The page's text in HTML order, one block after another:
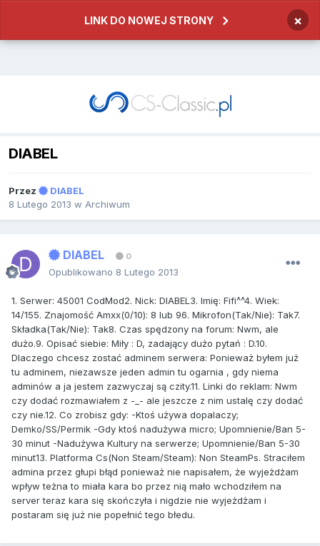
LINK DO NOWEJ STRONY ×
DIABEL
Przez
DIABEL
8 Lutego 2013 w Archiwum
DIABEL 0
Opublikowano 8 Lutego 2013
1. Serwer: 45001 CodMod2. Nick: DIABEL3. Imię: Fifi^^4. Wiek:
14/155. Znajomość Amxx(0/10): 8 lub 96. Mikrofon(Tak/Nie): Tak7.
Składka(Tak/Nie): Tak8. Czas spędzony na forum: Nwm, ale
dużo.9. Opisać siebie: Miły : D, zadający dużo pytań : D.10.
Dlaczego chcesz zostać adminem serwera: Ponieważ byłem już
tu adminem, niezawsze jeden admin tu ogarnia , gdy niema
adminów a ja jestem zazwyczaj są czity.11. Linki do reklam: Nwm
czy dodać rozmawiałem z -_- ale jeszcze z nim ustalę czy dodać
czy nie.12. Co zrobisz gdy: -Ktoś używa dopalaczy;
Demko/SS/Permik -Gdy ktoś nadużywa micro; Upomnienie/Ban 5-
30 minut -Nadużywa Kultury na serwerze; Upomnienie/Ban 5-30
minut13. Platforma Cs(Non Steam/Steam): Non SteamPs. Straciłem
admina przez głupi błąd ponieważ nie napisałem, że wyjeżdżam
wpływ teżna to miała kara bo przez nią mało wchodziłem na
server teraz kara się skończyła i nigdzie nie wyjeżdżam i
postaram się już nie popełnić tego błedu.